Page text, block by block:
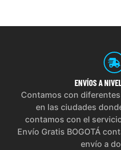
ENVÍOS A
Contamos con
en las ciudades
contamos con el
Envío Gratis BOGOTÁ
envío a